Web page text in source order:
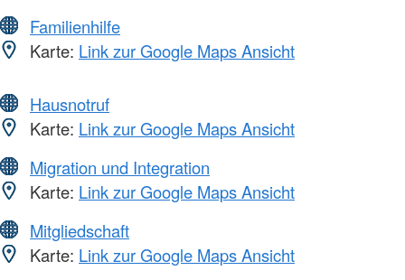
Familienhilfe
Karte: Link zur Google Maps Ansicht
Hausnotruf
Karte: Link zur Google Maps Ansicht
Migration und Integration
Karte: Link zur Google Maps Ansicht
Mitgliedschaft
Karte: Link zur Google Maps Ansicht